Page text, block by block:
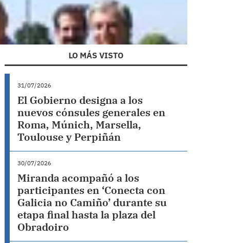
LO MÁS VISTO
31/07/2026
El Gobierno designa a los
nuevos cónsules generales en
Roma, Múnich, Marsella,
Toulouse y Perpiñán
30/07/2026
Miranda acompañó a los
participantes en ‘Conecta con
Galicia no Camiño’ durante su
etapa final hasta la plaza del
Obradoiro